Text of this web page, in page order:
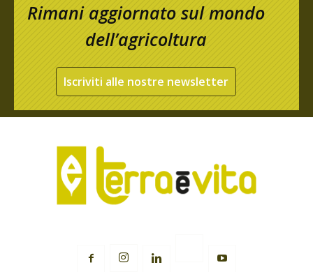
Rimani aggiornato sul mondo
dell’agricoltura
Iscriviti alle nostre newsletter